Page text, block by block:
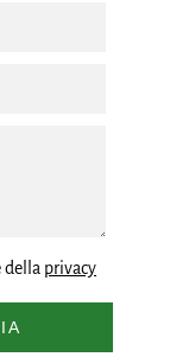
della privacy